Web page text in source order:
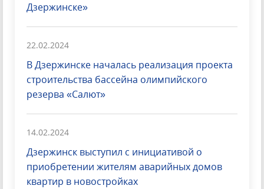
Дзержинске»
22.02.2024
В Дзержинске началась реализация проекта
строительства бассейна олимпийского
резерва «Салют»
14.02.2024
Дзержинск выступил с инициативой о
приобретении жителям аварийных домов
квартир в новостройках